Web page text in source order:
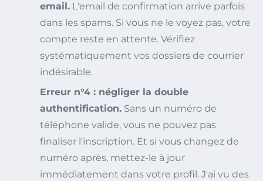
email. L'email de confirmation arrive parfois
dans les spams. Si vous ne le voyez pas, votre
compte reste en attente. Vérifiez
systématiquement vos dossiers de courrier
indésirable.
Erreur n°4 : négliger la double
authentification. Sans un numéro de
téléphone valide, vous ne pouvez pas
finaliser l'inscription. Et si vous changez de
numéro après, mettez-le à jour
immédiatement dans votre profil. J'ai vu des